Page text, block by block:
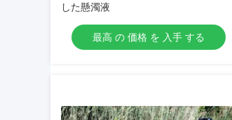
した懸濁液
最高 の 価格 を 入手 する